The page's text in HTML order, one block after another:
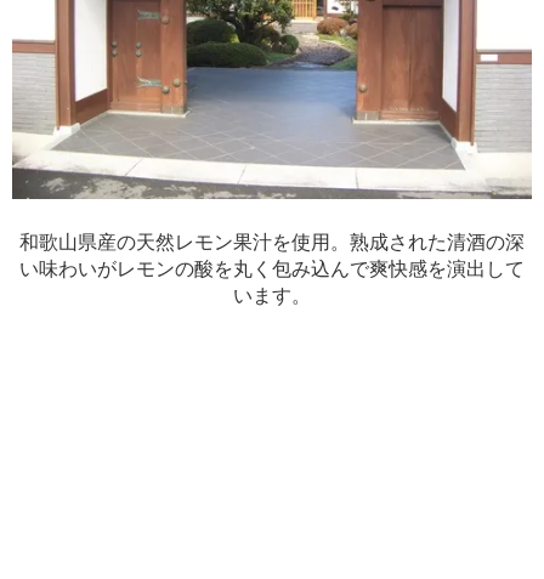
和歌山県産の天然レモン果汁を使用。熟成された清酒の深
い味わいがレモンの酸を丸く包み込んで爽快感を演出して
います。